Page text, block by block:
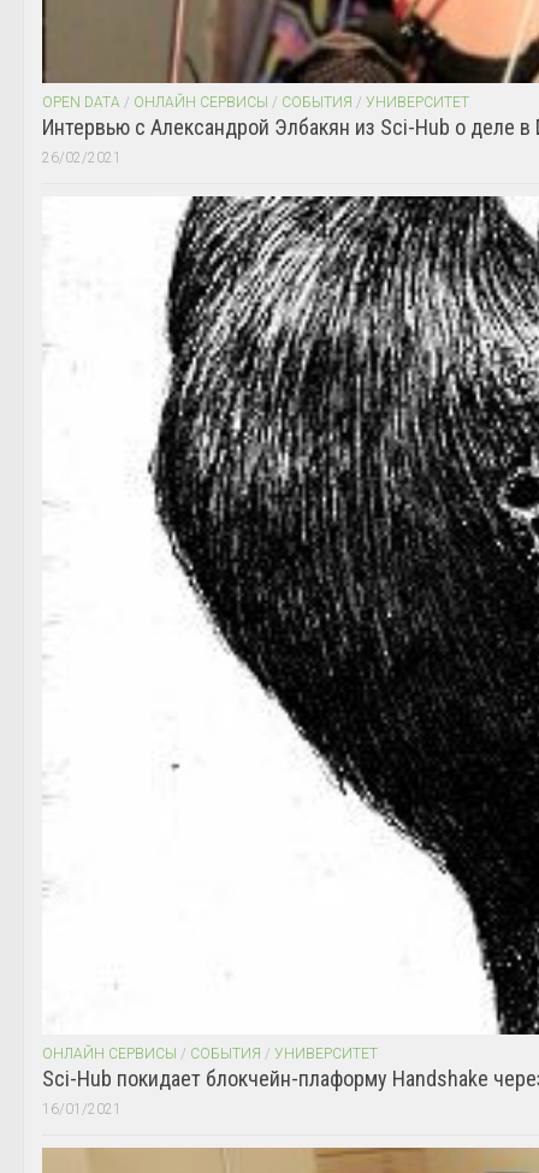
OPEN DATA / ОНЛАЙН СЕРВИСЫ / СОБЫТИЯ / УНИВЕРСИТЕТ
Интервью с Александрой Элбакян из Sci-Hub о деле в
26/02/2021
ОНЛАЙН СЕРВИСЫ / СОБЫТИЯ / УНИВЕРСИТЕТ
Sci-Hub покидает блокчейн-плаформу Handshake
16/01/2021